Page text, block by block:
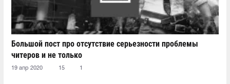
Большой пост про отсутствие серьезности проблемы
читеров и не только
19 апр 2020 15 1